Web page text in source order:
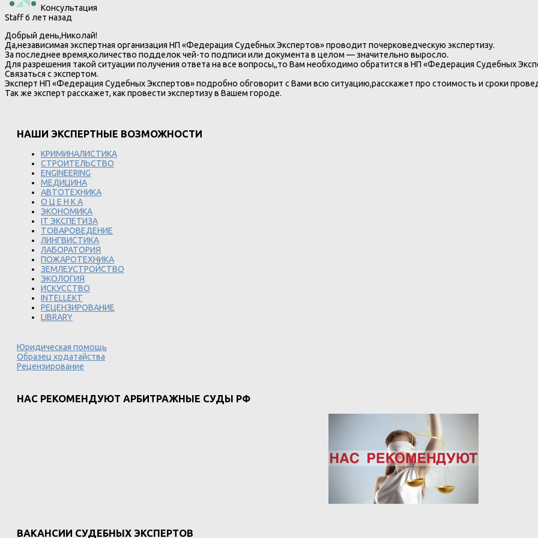
Консультация
Staff6 лет назад
Добрый день,Николай!
Да,независимая экспертная организация НП «Федерация Судебных Экспертов» проводит почерковедческую экспертизу.
За последнее время,количество подделок чей-то подписи или документа в целом — значительно выросло.
Для разрешения такой ситуации получения ответа на все вопросы,,то Вам необходимо обратится в НП «Федерация Судебных
Связаться с экспертом.
Эксперт НП «Федерация Судебных Экспертов» подробно обговорит с Вами всю ситуацию,расскажет про стоимость и сроки
Так же эксперт расскажет, как провести экспертизу в Вашем городе.
НАШИ ЭКСПЕРТНЫЕ ВОЗМОЖНОСТИ
КРИМИНАЛИСТИКА
СТРОИТЕЛЬСТВО
ENGINEERING
МЕДИЦИНА
АВТОТЕХНИКА
О Ц Е Н К А
ЭКОНОМИКА
IT ЭКСПЕТИЗА
ТОВАРОВЕДЕНИЕ
ЛИНГВИСТИКА
ЛАБОРАТОРИЯ
ПОЖАРОТЕХНИКА
ЗЕМЛЕУСТРОЙСТВО
ЭКОЛОГИЯ
ИСКУССТВО
INTELLEKT
РЕЦЕНЗИРОВАНИЕ
LIBRARY
Юридическая помощь
Образец ходатайства
Рецензирование
НАС РЕКОМЕНДУЮТ АРБИТРАЖНЫЕ СУДЫ РФ
ВАКАНСИИ СУДЕБНЫХ ЭКСПЕРТОВ